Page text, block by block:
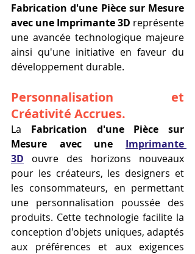
Fabrication d'une Pièce sur Mesure
avec une Imprimante 3D représente
une avancée technologique majeure
ainsi qu'une initiative en faveur du
développement durable.
Personnalisation et
Créativité Accrues.
La Fabrication d'une Pièce sur
Mesure avec une Imprimante
3D ouvre des horizons nouveaux
pour les créateurs, les designers et
les consommateurs, en permettant
une personnalisation poussée des
produits. Cette technologie facilite la
conception d'objets uniques, adaptés
aux préférences et aux exigences